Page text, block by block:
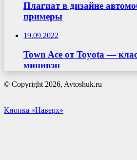
Плагиат в дизайне
примеры
19.09.2022
Town Ace от Toyota —
минивэн
© Copyright 2026, Avtoshuk.ru
Кнопка «Наверх»